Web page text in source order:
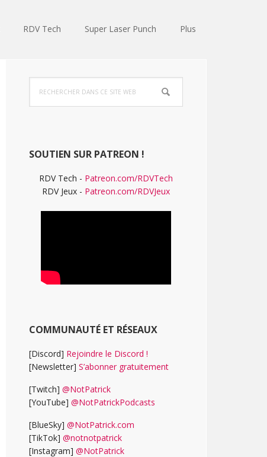
RDV Tech Super Laser Punch Plus
Barre
latérale
dans
ce
SOUTIEN SUR PATREON !
RDV Tech - Patreon.com/RDVTech
RDV Jeux - Patreon.com/RDVJeux
COMMUNAUTÉ ET RÉSEAUX
[Discord] Rejoindre le Discord !
[Newsletter] S’abonner gratuitement
[Twitch] @NotPatrick
[YouTube] @NotPatrickPodcasts
[BlueSky] @NotPatrick.com
[TikTok] @notnotpatrick
[Instagram] @NotPatrick